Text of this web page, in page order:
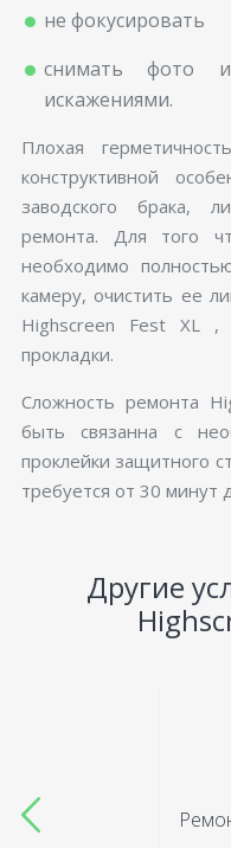
не фокусировать
снимать фото
искажениями.
Плохая
конструктивной
заводского брака,
ремонта. Для того
необходимо
камеру, очистить ее
Highscreen Fest XL ,
прокладки.
Сложность ремонта
быть связанна с
проклейки защитного
требуется от 30 минут
Другие